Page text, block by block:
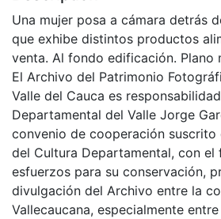
Una mujer posa a cámara detrás
que exhibe distintos productos
venta. Al fondo edificación. Plano
El Archivo del Patrimonio
Valle del Cauca es
Departamental del Valle Jorge
convenio de cooperación suscrito
del Cultura Departamental, con el
esfuerzos para su conservación,
divulgación del Archivo entre la
Vallecaucana, especialmente